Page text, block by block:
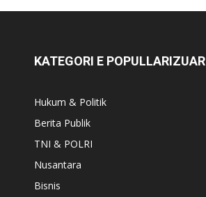
KATEGORI E POPULLARIZUAR
Hukum & Politik
Berita Publik
TNI & POLRI
Nusantara
Bisnis